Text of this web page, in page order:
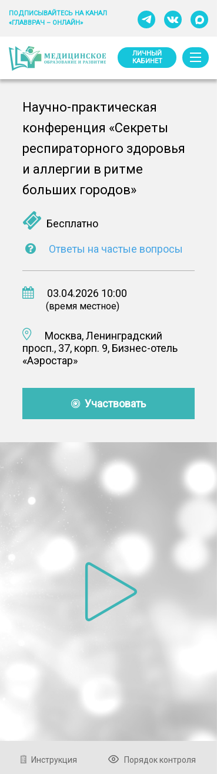
ПОДПИСЫВАЙТЕСЬ НА КАНАЛ
«ГЛАВВРАЧ – ОНЛАЙН»
ЛИЧНЫЙ
КАБИНЕТ
Научно-практическая
конференция «Секреты
респираторного здоровья
и аллергии в ритме
больших городов»
Бесплатно
Ответы на частые вопросы
03.04.2026 10:00
(время местное)
Москва, Ленинградский
просп., 37, корп. 9, Бизнес-отель
«Аэростар»
Участвовать
Инструкция Порядок контроля